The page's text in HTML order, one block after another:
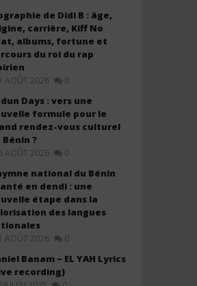
de Didi B : âge,
carrière, Kiff No
albums, fortune et
du roi du rap
1 AOÛT 2026 0
Days : vers une
formule pour le
rendez-vous culturel
Bénin ?
AOÛT 2026 0
national du Bénin
en dendi : une
étape dans la
des langues
1 AOÛT 2026 0
Banam – EL YAH Lyrics
recording)